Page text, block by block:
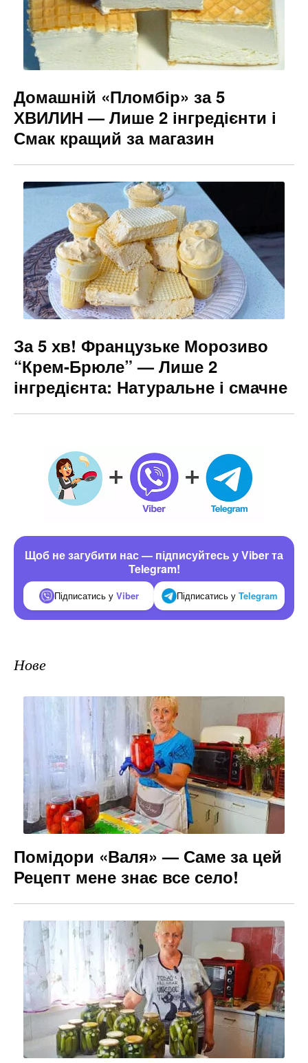
Домашній «Пломбір» за 5
ХВИЛИН — Лише 2 інгредієнти і
Смак кращий за магазин
За 5 хв! Французьке Морозиво
“Крем-Брюле” — Лише 2
інгредієнта: Натуральне і смачне
Щоб не загубити нас — підписуйтесь у Viber та
Telegram!
Підписатись у Viber Підписатись у Telegram
Нове
Помідори «Валя» — Саме за цей
Рецепт мене знає все село!